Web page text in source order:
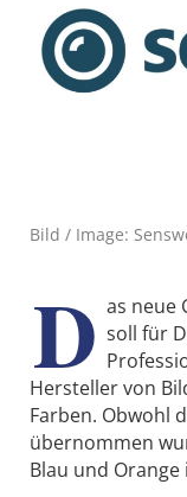
Bild / Image:
D as neue
soll für
Hersteller von
Farben. Obwohl
übernommen
Blau und